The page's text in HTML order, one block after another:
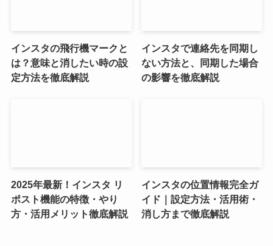
インスタの飛行機マークと
は？意味と消したい時の設
定方法を徹底解説
インスタで連絡先を同期し
ない方法と、同期した場合
の影響を徹底解説
2025年最新！インスタ リ
ポスト機能の特徴・やり
方・活用メリット徹底解説
インスタの位置情報完全ガ
イド｜設定方法・活用術・
消し方まで徹底解説